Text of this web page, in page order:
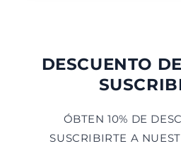
DESCUENTO
ÓBTEN 10% DE
SUSCRIBIRTE A